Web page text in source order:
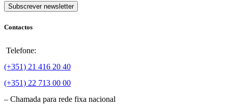
Contactos
Telefone:
(+351) 21 416 20 40
(+351) 22 713 00 00
– Chamada para rede fixa nacional